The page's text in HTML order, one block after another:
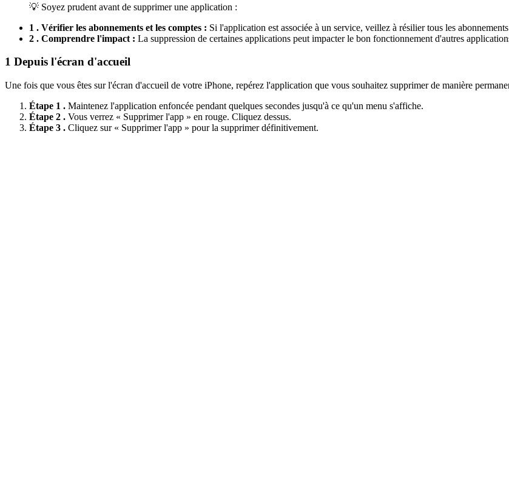
💡 Soyez prudent avant de supprimer une application :
1 . Vérifier les abonnements et les comptes : Si l'application est associée à un service, veillez à résilier tous les
2 . Comprendre l'impact : La suppression de certaines applications peut impacter le bon fonctionnement d'autres
1 Depuis l'écran d'accueil
Une fois que vous êtes sur l'écran d'accueil de votre iPhone, repérez l'application que vous souhaitez supprimer de manière
Étape 1 . Maintenez l'application enfoncée pendant quelques secondes jusqu'à ce qu'un menu s'affiche.
Étape 2 . Vous verrez « Supprimer l'app » en rouge. Cliquez dessus.
Étape 3 . Cliquez sur « Supprimer l'app » pour la supprimer définitivement.